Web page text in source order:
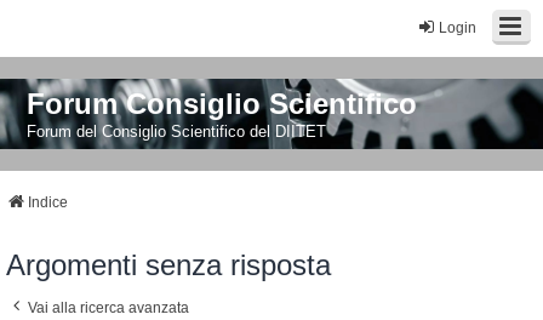
Login
Forum Consiglio Scientifico
Forum del Consiglio Scientifico del DIITET
Indice
Argomenti senza risposta
Vai alla ricerca avanzata